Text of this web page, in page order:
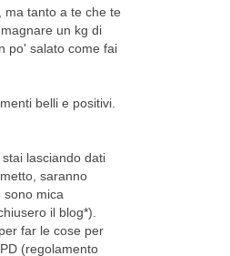
ma tanto a te che te
un kg di
po' salato come fai
belli e positivi.
lasciando dati
saranno
sono mica
il blog*).
far le cose per
(regolamento